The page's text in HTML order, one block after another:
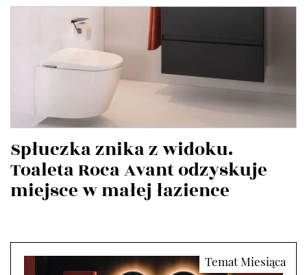
Spłuczka znika z widoku.
Toaleta Roca Avant odzyskuje
miejsce w małej łazience